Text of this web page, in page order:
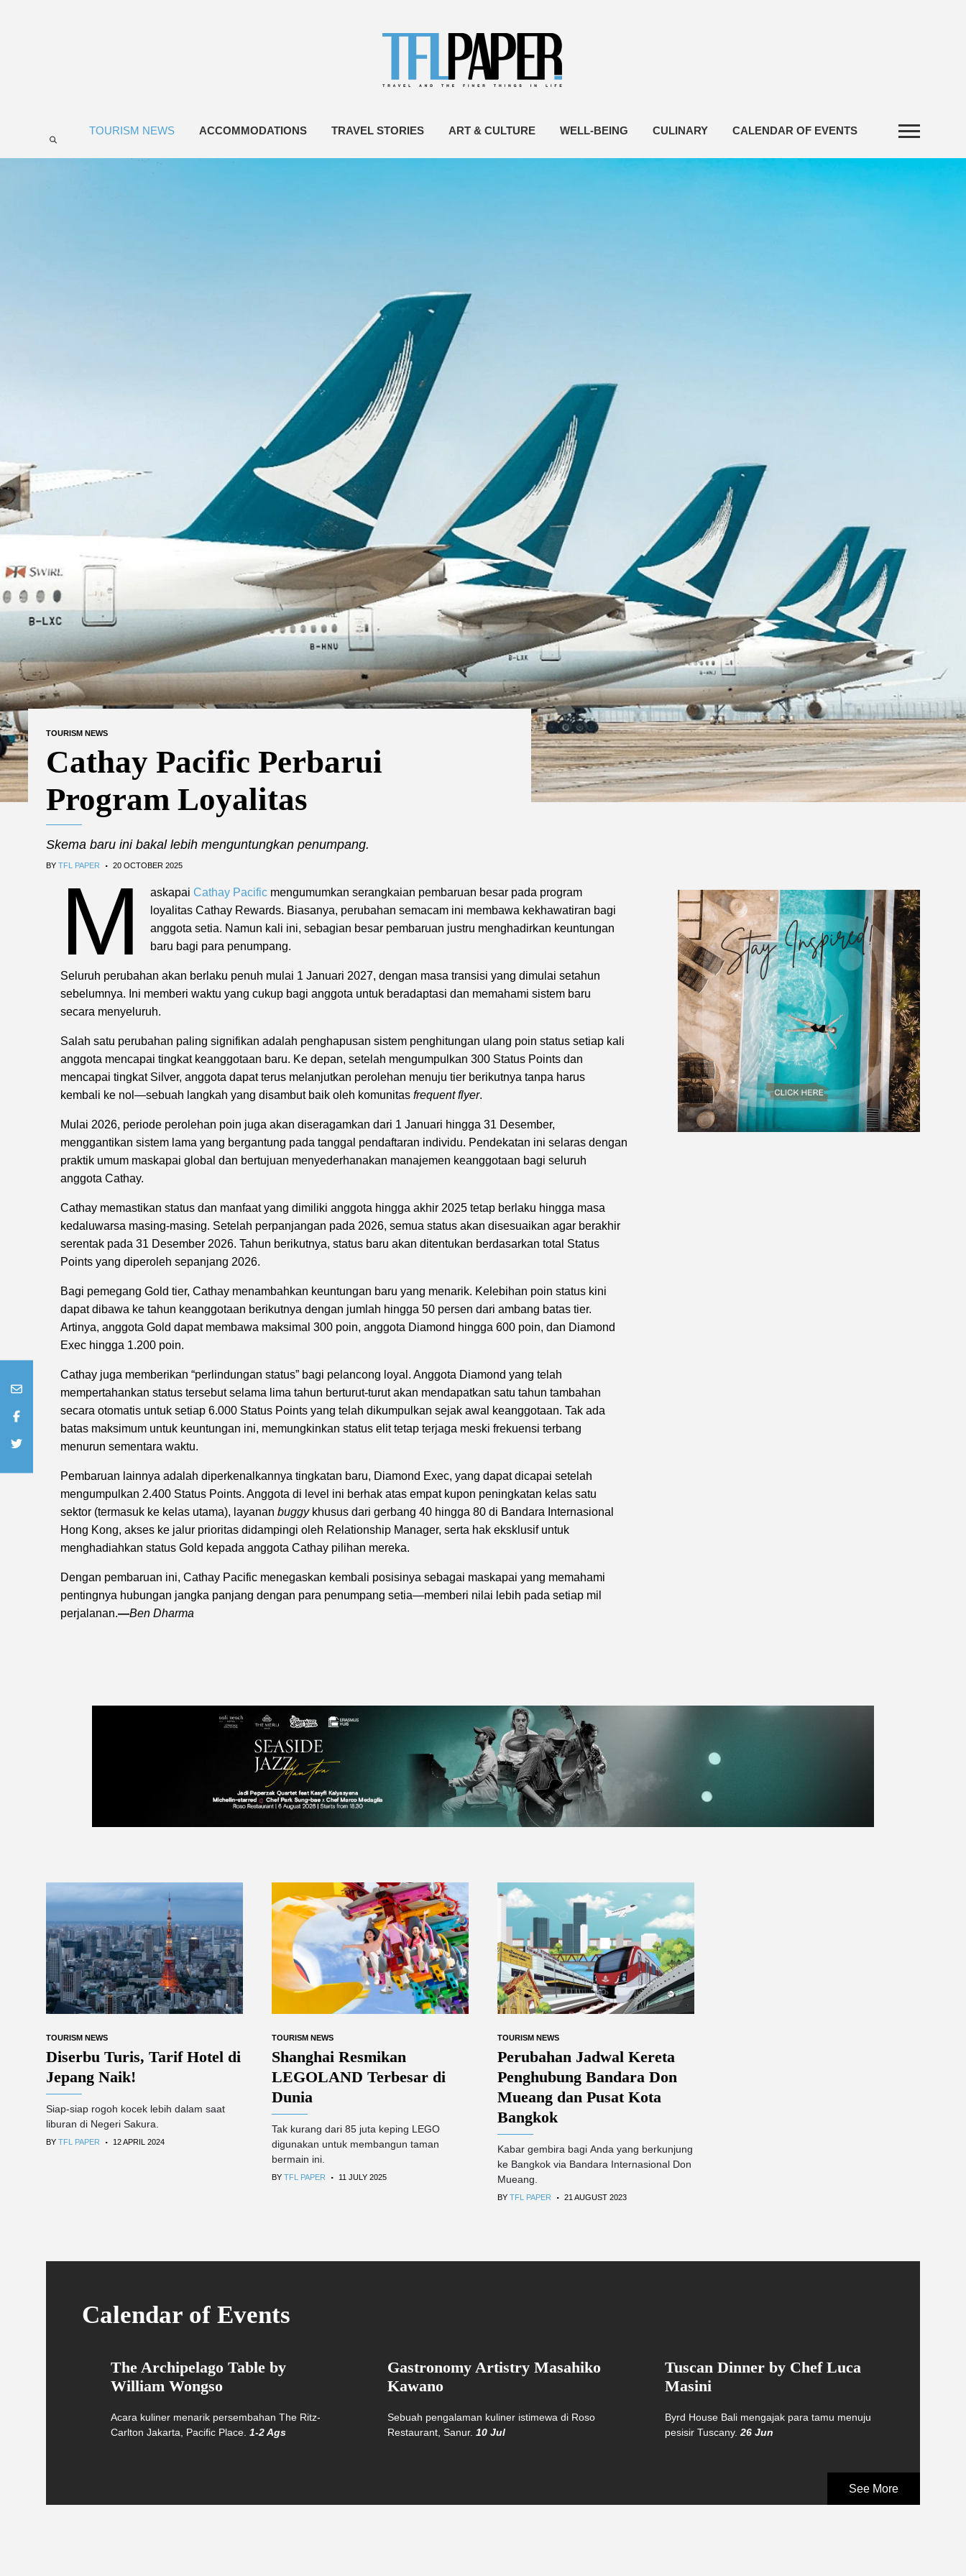
TOURISM NEWS ACCOMMODATIONS TRAVEL STORIES ART & CULTURE WELL-BEING CULINARY CALENDAR OF EVENTS
TOURISM NEWS
Cathay Pacific Perbarui
Program Loyalitas
Skema baru ini bakal lebih menguntungkan penumpang.
BY TFL PAPER . 20 OCTOBER 2025
M askapaiCathay Pacific mengumumkan serangkaian pembaruan besar pada program
loyalitas Cathay Rewards. Biasanya, perubahan semacam ini membawa kekhawatiran bagi
anggota setia. Namun kali ini, sebagian besar pembaruan justru menghadirkan keuntungan
baru bagi para penumpang.
Seluruh perubahan akan berlaku penuh mulai 1 Januari 2027, dengan masa transisi yang dimulai setahun
sebelumnya. Ini memberi waktu yang cukup bagi anggota untuk beradaptasi dan memahami sistem baru
secara menyeluruh.
Salah satu perubahan paling signifikan adalah penghapusan sistem penghitungan ulang poin status setiap kali
anggota mencapai tingkat keanggotaan baru. Ke depan, setelah mengumpulkan 300 Status Points dan
mencapai tingkat Silver, anggota dapat terus melanjutkan perolehan menuju tier berikutnya tanpa harus
kembali ke nol—sebuah langkah yang disambut baik oleh komunitas frequent flyer.
Mulai 2026, periode perolehan poin juga akan diseragamkan dari 1 Januari hingga 31 Desember,
menggantikan sistem lama yang bergantung pada tanggal pendaftaran individu. Pendekatan ini selaras dengan
praktik umum maskapai global dan bertujuan menyederhanakan manajemen keanggotaan bagi seluruh
anggota Cathay.
Cathay memastikan status dan manfaat yang dimiliki anggota hingga akhir 2025 tetap berlaku hingga masa
kedaluwarsa masing-masing. Setelah perpanjangan pada 2026, semua status akan disesuaikan agar berakhir
serentak pada 31 Desember 2026. Tahun berikutnya, status baru akan ditentukan berdasarkan total Status
Points yang diperoleh sepanjang 2026.
Bagi pemegang Gold tier, Cathay menambahkan keuntungan baru yang menarik. Kelebihan poin status kini
dapat dibawa ke tahun keanggotaan berikutnya dengan jumlah hingga 50 persen dari ambang batas tier.
Artinya, anggota Gold dapat membawa maksimal 300 poin, anggota Diamond hingga 600 poin, dan Diamond
Exec hingga 1.200 poin.
Cathay juga memberikan “perlindungan status” bagi pelancong loyal. Anggota Diamond yang telah
mempertahankan status tersebut selama lima tahun berturut-turut akan mendapatkan satu tahun tambahan
secara otomatis untuk setiap 6.000 Status Points yang telah dikumpulkan sejak awal keanggotaan. Tak ada
batas maksimum untuk keuntungan ini, memungkinkan status elit tetap terjaga meski frekuensi terbang
menurun sementara waktu.
Pembaruan lainnya adalah diperkenalkannya tingkatan baru, Diamond Exec, yang dapat dicapai setelah
mengumpulkan 2.400 Status Points. Anggota di level ini berhak atas empat kupon peningkatan kelas satu
sektor (termasuk ke kelas utama), layanan buggykhusus dari gerbang 40 hingga 80 di Bandara Internasional
Hong Kong, akses ke jalur prioritas didampingi oleh Relationship Manager, serta hak eksklusif untuk
menghadiahkan status Gold kepada anggota Cathay pilihan mereka.
Dengan pembaruan ini, Cathay Pacific menegaskan kembali posisinya sebagai maskapai yang memahami
pentingnya hubungan jangka panjang dengan para penumpang setia—memberi nilai lebih pada setiap mil
perjalanan.—Ben Dharma
TOURISM NEWS
Diserbu Turis, Tarif Hotel di
Jepang Naik!
Siap-siap rogoh kocek lebih dalam saat
liburan di Negeri Sakura.
BY TFL PAPER . 12 APRIL 2024
TOURISM NEWS
Shanghai Resmikan
LEGOLAND Terbesar di
Dunia
Tak kurang dari 85 juta keping LEGO
digunakan untuk membangun taman
bermain ini.
BY TFL PAPER . 11 JULY 2025
TOURISM NEWS
Perubahan Jadwal Kereta
Penghubung Bandara Don
Mueang dan Pusat Kota
Bangkok
Kabar gembira bagi Anda yang berkunjung
ke Bangkok via Bandara Internasional Don
Mueang.
BY TFL PAPER . 21 AUGUST 2023
Calendar of Events
The Archipelago Table by
William Wongso
Acara kuliner menarik persembahan The Ritz-
Carlton Jakarta, Pacific Place. 1-2 Ags
Gastronomy Artistry Masahiko
Kawano
Sebuah pengalaman kuliner istimewa di Roso
Restaurant, Sanur.10 Jul
Tuscan Dinner by Chef Luca
Masini
Byrd House Bali mengajak para tamu menuju
pesisir Tuscany. 26 Jun
See More